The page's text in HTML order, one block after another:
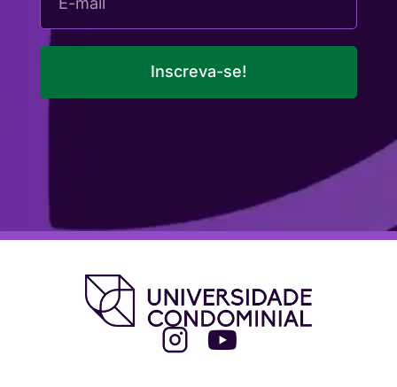
Inscreva-se!